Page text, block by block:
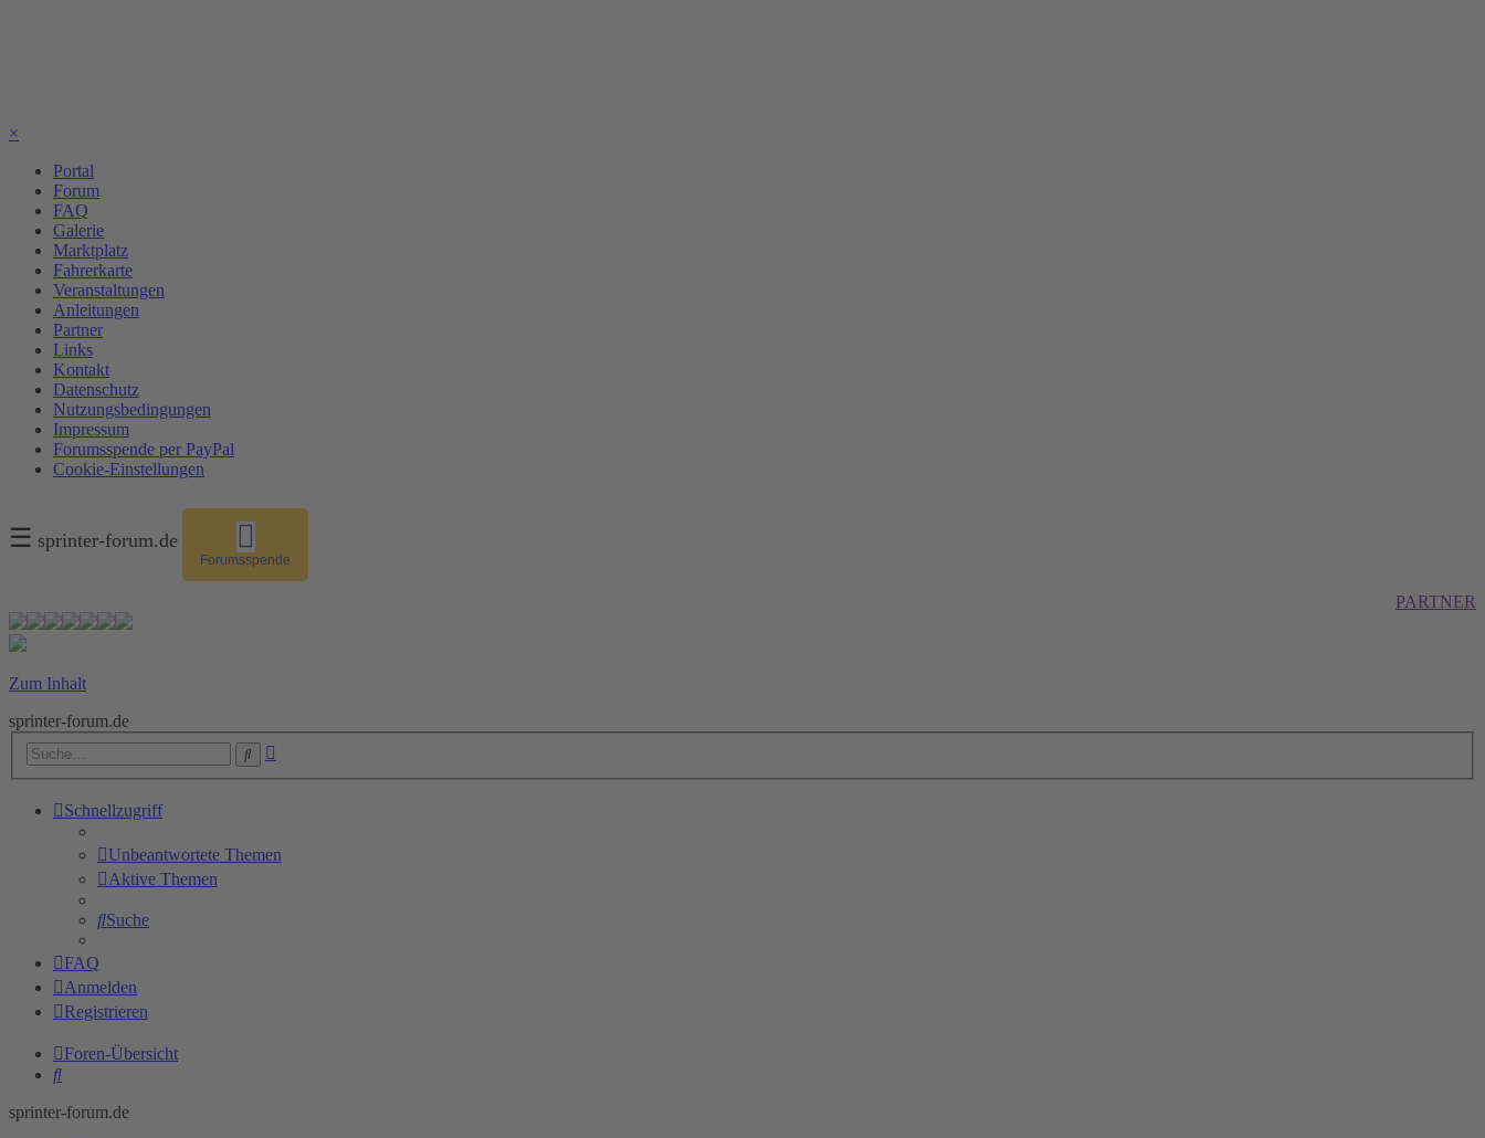
×
Portal
Forum
FAQ
Galerie
Marktplatz
Fahrerkarte
Veranstaltungen
Anleitungen
Partner
Links
Kontakt
Datenschutz
Nutzungsbedingungen
Impressum
Forumsspende per PayPal
Cookie-Einstellungen
☰ sprinter-forum.de
Forumsspende
PARTNER
Zum Inhalt
sprinter-forum.de
Suche
Schnellzugriff
Unbeantwortete Themen
Aktive Themen
Suche
FAQ
Anmelden
Registrieren
Foren-Übersicht
Suche
sprinter-forum.de